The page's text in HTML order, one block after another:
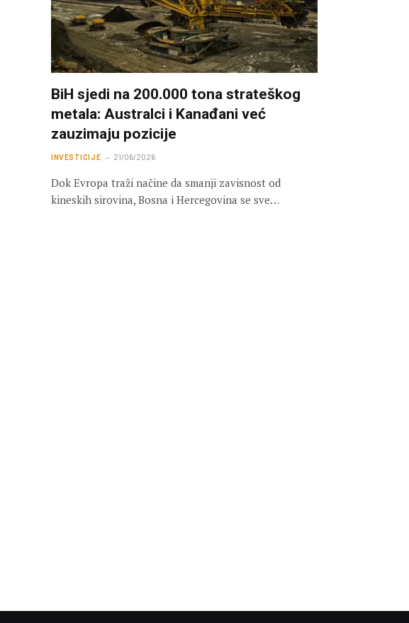
BiH sjedi na 200.000 tona strateškog
metala: Australci i Kanađani već
zauzimaju pozicije
INVESTICIJE 21/06/2026
Dok Evropa traži načine da smanji zavisnost od
kineskih sirovina, Bosna i Hercegovina se sve…